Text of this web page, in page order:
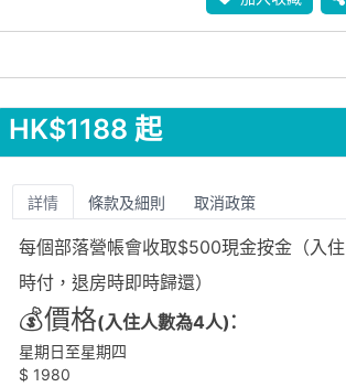
HK$1188 起
詳情 條款及細則 取消政策
每個部落營帳會收取$500現金按金（入住
時付，退房時即時歸還）
💰價格(入住人數為4人):
星期日至星期四
$ 1980